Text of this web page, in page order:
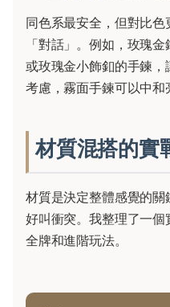
同色系最安全，但對比
「對話」。例如，玫瑰
或玫瑰金小飾釦的手鍊
考慮，霧面手鍊可以中和
材質混搭的實
材質是決定整體感覺的
好叫衝突。我整理了一
全牌和進階玩法。